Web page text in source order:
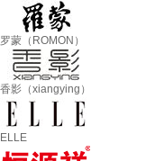
罗蒙（ROMON）
香影（xiangying）
ELLE